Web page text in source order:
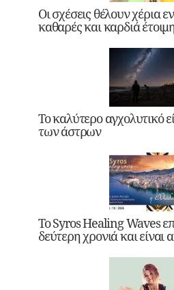
Οι σχέσεις θέλουν χέρια
καθαρές και καρδιά
Το καλύτερο αγχολυτικό
των άστρων
Το Syros Healing Waves
δεύτερη χρονιά και